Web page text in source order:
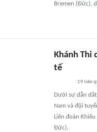
Bremen (Đức),
Khánh Thi
tế
19 liên
Dưới sự dẫn
Nam và đội
Liên đoàn
Đức).